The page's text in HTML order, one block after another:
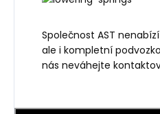
Společnost AST
ale i kompletní
nás neváhejte